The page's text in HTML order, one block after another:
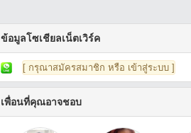
ข้อมูลโซเชียลเน็ตเวิร์ค
[ กรุณาสมัครสมาชิก หรือ เข้าสู่ระบบ ]
เพื่อนที่คุณอาจชอบ